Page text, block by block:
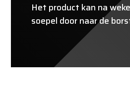
Het product kan na
soepel door naar de